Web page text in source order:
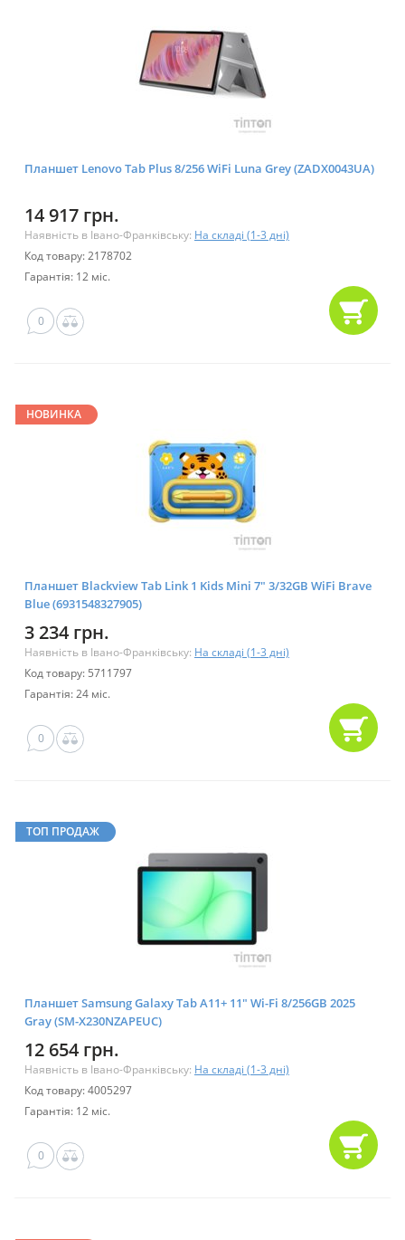
Планшет Lenovo Tab Plus 8/256 WiFi Luna Grey (ZADX0043UA)
14 917 грн.
Наявність в Івано-Франківську: На складі (1-3 дні)
Код товару: 2178702
Гарантія: 12 міс.
0
НОВИНКА
Планшет Blackview Tab Link 1 Kids Mini 7" 3/32GB WiFi Brave
Blue (6931548327905)
3 234 грн.
Наявність в Івано-Франківську: На складі (1-3 дні)
Код товару: 5711797
Гарантія: 24 міс.
0
ТОП ПРОДАЖ
Планшет Samsung Galaxy Tab A11+ 11" Wi-Fi 8/256GB 2025
Gray (SM-X230NZAPEUC)
12 654 грн.
Наявність в Івано-Франківську: На складі (1-3 дні)
Код товару: 4005297
Гарантія: 12 міс.
0